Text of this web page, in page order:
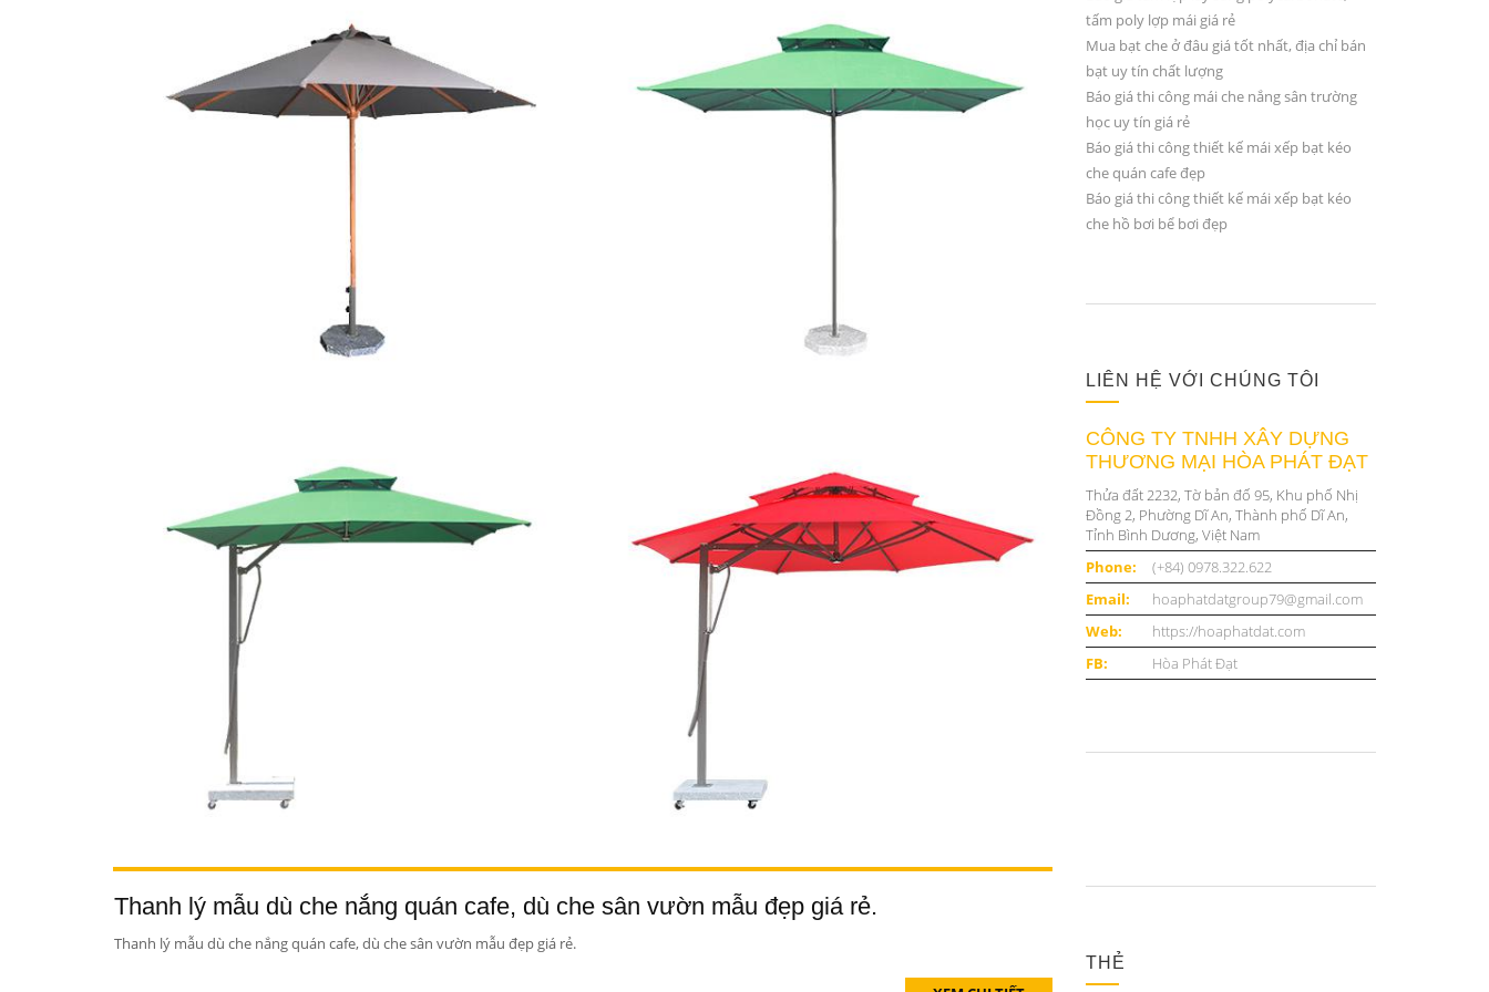
Thanh lý mẫu dù che nắng quán cafe, dù che sân vườn mẫu đẹp giá rẻ.
Thanh lý mẫu dù che nắng quán cafe, dù che sân vườn mẫu đẹp giá rẻ.
tấm poly lợp mái giá rẻ
Mua bạt che ở đâu giá tốt nhất, địa chỉ bán
bạt uy tín chất lượng
Báo giá thi công mái che nắng sân trường
học uy tín giá rẻ
Báo giá thi công thiết kế mái xếp bạt kéo
che quán cafe đẹp
Báo giá thi công thiết kế mái xếp bạt kéo
che hồ bơi bể bơi đẹp
LIÊN HỆ VỚI CHÚNG TÔI
CÔNG TY TNHH XÂY DỰNG
THƯƠNG MẠI HÒA PHÁT ĐẠT
Thửa đất 2232, Tờ bản đố 95, Khu phố Nhị
Đồng 2, Phường Dĩ An, Thành phố Dĩ An,
Tỉnh Bình Dương, Việt Nam
Phone:
(+84) 0978.322.622
Email:
hoaphatdatgroup79@gmail.com
Web:
https://hoaphatdat.com
FB:
Hòa Phát Đạt
THẺ